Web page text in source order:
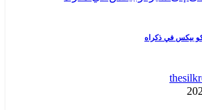
بيكس في ذكراه